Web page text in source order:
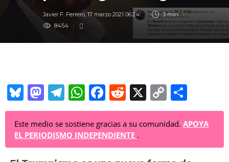
Javier F. Ferrero, 17 marzo 2021 06:24
3 min
8454
Bl
u
e
sk
M
a
st
o
T
el
e
gr
W
h
at
s
F
a
c
e
R
e
d
di
X
C
o
p
y
o
m
p
Este medio se sostiene gracias a su comunidad. APOYA
EL PERIODISMO INDEPENDIENTE .